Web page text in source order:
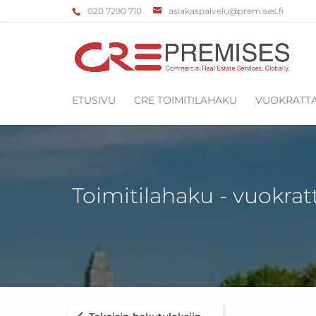
‌020 7290 710 asiakaspalvelu@premises.fi
ETUSIVU CRE TOIMITILAHAKU
Toimitilahaku -